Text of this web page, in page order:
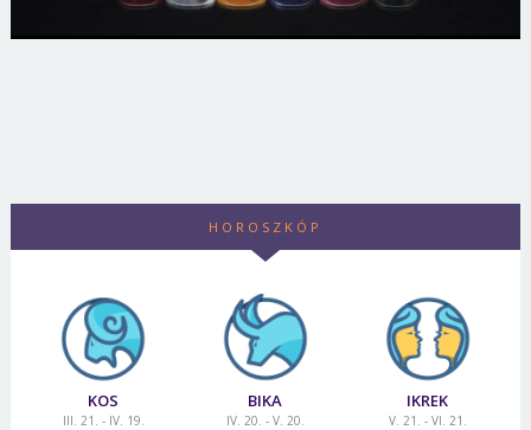
HOROSZKÓP
KOS
III. 21. - IV. 19.
BIKA
IV. 20. - V. 20.
IKREK
V. 21. - VI. 21.